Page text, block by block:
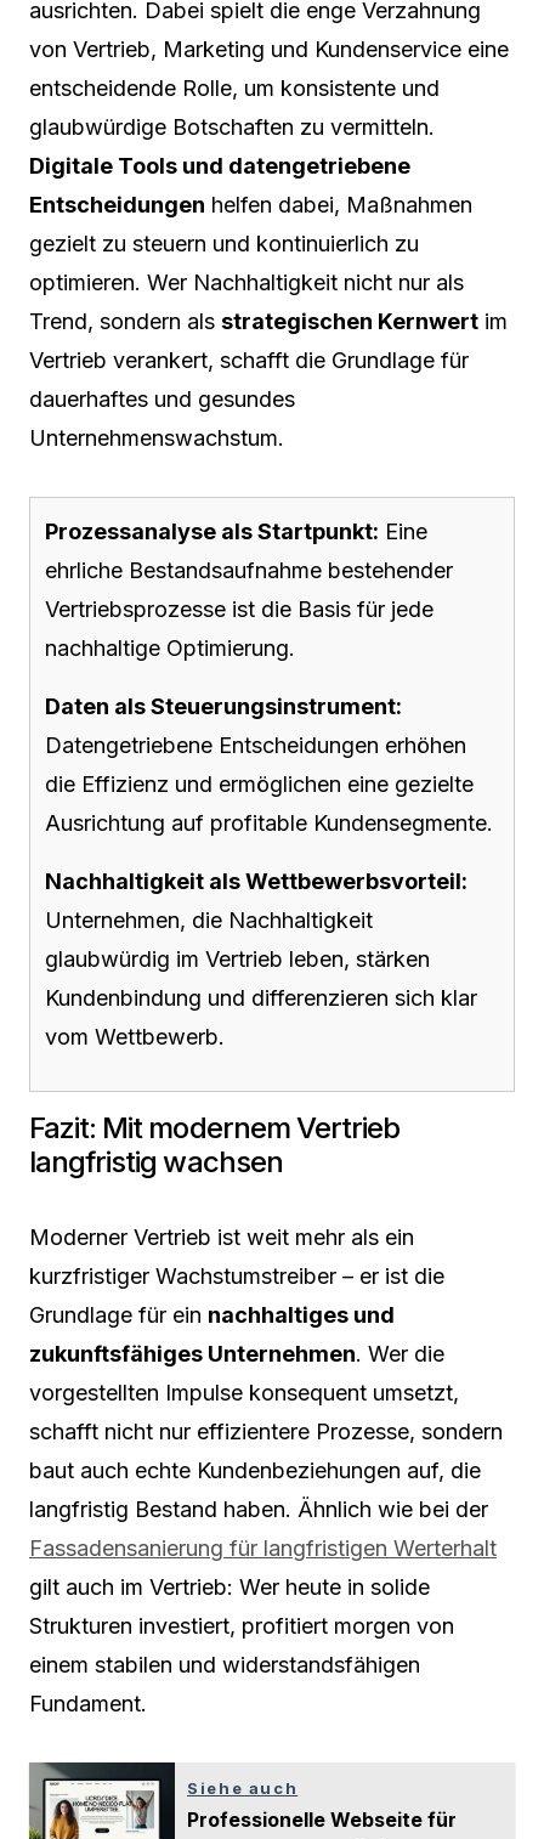
ausrichten. Dabei spielt die enge Verzahnung
von Vertrieb, Marketing und Kundenservice eine
entscheidende Rolle, um konsistente und
glaubwürdige Botschaften zu vermitteln.
Digitale Tools und datengetriebene
Entscheidungen helfen dabei, Maßnahmen
gezielt zu steuern und kontinuierlich zu
optimieren. Wer Nachhaltigkeit nicht nur als
Trend, sondern als strategischen Kernwert im
Vertrieb verankert, schafft die Grundlage für
dauerhaftes und gesundes
Unternehmenswachstum.
Prozessanalyse als Startpunkt: Eine
ehrliche Bestandsaufnahme bestehender
Vertriebsprozesse ist die Basis für jede
nachhaltige Optimierung.
Daten als Steuerungsinstrument:
Datengetriebene Entscheidungen erhöhen
die Effizienz und ermöglichen eine gezielte
Ausrichtung auf profitable Kundensegmente.
Nachhaltigkeit als Wettbewerbsvorteil:
Unternehmen, die Nachhaltigkeit
glaubwürdig im Vertrieb leben, stärken
Kundenbindung und differenzieren sich klar
vom Wettbewerb.
Fazit: Mit modernem Vertrieb
langfristig wachsen
Moderner Vertrieb ist weit mehr als ein
kurzfristiger Wachstumstreiber – er ist die
Grundlage für ein nachhaltiges und
zukunftsfähiges Unternehmen. Wer die
vorgestellten Impulse konsequent umsetzt,
schafft nicht nur effizientere Prozesse, sondern
baut auch echte Kundenbeziehungen auf, die
langfristig Bestand haben. Ähnlich wie bei der
Fassadensanierung für langfristigen Werterhalt
gilt auch im Vertrieb: Wer heute in solide
Strukturen investiert, profitiert morgen von
einem stabilen und widerstandsfähigen
Fundament.
Siehe auch
Professionelle Webseite für